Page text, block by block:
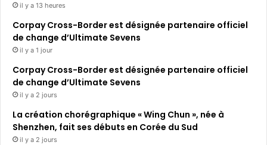
il y a 13 heures
Corpay Cross-Border est désignée partenaire officiel
de change d’Ultimate Sevens
il y a 1 jour
Corpay Cross-Border est désignée partenaire officiel
de change d’Ultimate Sevens
il y a 2 jours
La création chorégraphique « Wing Chun », née à
Shenzhen, fait ses débuts en Corée du Sud
il y a 2 jours